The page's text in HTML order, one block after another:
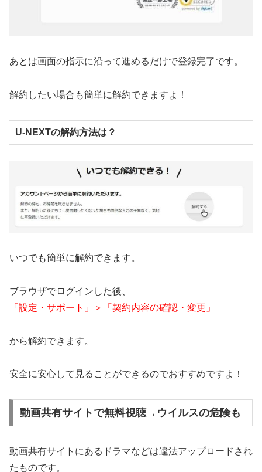
あとは画面の指示に沿って進めるだけで登録完了です。
解約したい場合も簡単に解約できますよ！
U-NEXTの解約方法は？
いつでも簡単に解約できます。
ブラウザでログインした後、
「設定・サポート」＞「契約内容の確認・変更」
から解約できます。
安全に安心して見ることができるのでおすすめですよ！
動画共有サイトで無料視聴→ウイルスの危険も
動画共有サイトにあるドラマなどは違法アップロードされ
たものです。